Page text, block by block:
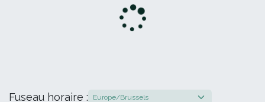
Fuseau horaire :